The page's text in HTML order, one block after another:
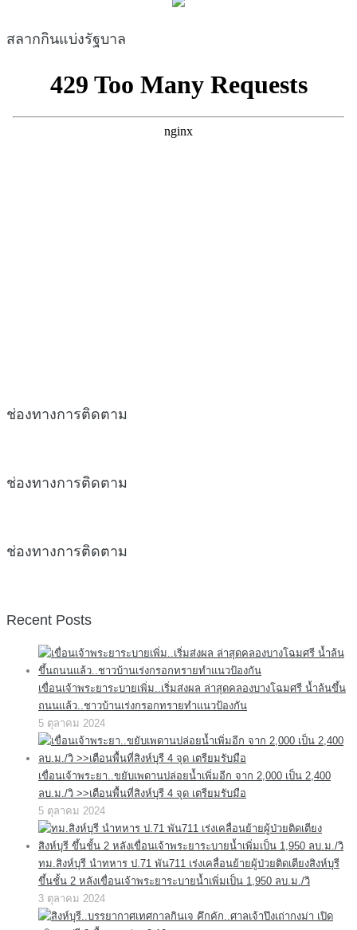
สลากกินแบ่งรัฐบาล
ช่องทางการติดตาม
ช่องทางการติดตาม
ช่องทางการติดตาม
Recent Posts
เขื่อนเจ้าพระยาระบายเพิ่ม..เริ่มส่งผล ล่าสุดคลองบางโฉมศรี น้ำล้นขึ้น
ถนนแล้ว..ชาวบ้านเร่งกรอกทรายทำแนวป้องกัน
5 ตุลาคม 2024
เขื่อนเจ้าพระยา..ขยับเพดานปล่อยน้ำเพิ่มอีก จาก 2,000 เป็น 2,400
ลบ.ม./วิ >>เตือนพื้นที่สิงห์บุรี 4 จุด เตรียมรับมือ
5 ตุลาคม 2024
ทม.สิงห์บุรี นำทหาร ป.71 พัน711 เร่งเคลื่อนย้ายผู้ป่วยติดเตียงสิงห์บุรี
ขึ้นชั้น 2 หลังเขื่อนเจ้าพระยาระบายน้ำเพิ่มเป็น 1,950 ลบ.ม./วิ
3 ตุลาคม 2024